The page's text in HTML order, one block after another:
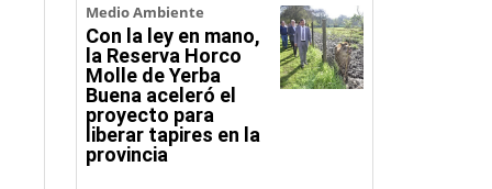
Medio Ambiente
Con la ley en mano,
la Reserva Horco
Molle de Yerba
Buena aceleró el
proyecto para
liberar tapires en la
provincia